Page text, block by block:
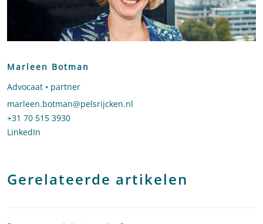
Marleen Botman
Advocaat • partner
Stuur een e-mail naar Marleen Botman
marleen.botman@pelsrijcken.nl
Bel naar Marleen Botman
+31 70 515 3930
LinkedIn
Gerelateerde artikelen